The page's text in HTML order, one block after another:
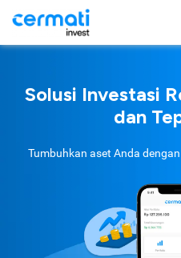
Solusi Investasi
dan
Tumbuhkan aset Anda